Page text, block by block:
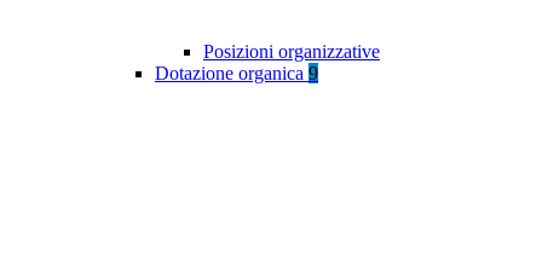
Posizioni organizzative
Dotazione organica 9